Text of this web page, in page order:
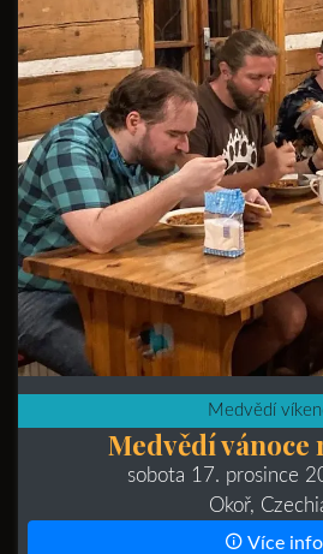
Medvědí
Medvědí vánoce
sobota 17. prosince
Okoř,
Více info